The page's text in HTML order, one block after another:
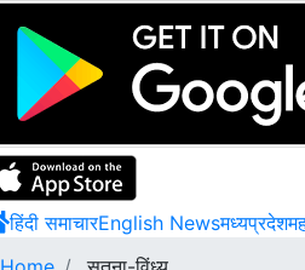
हिंदी समाचारEnglish Newsमध्यप्रदेश